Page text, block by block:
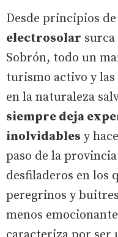
Desde principios
electrosolar surca
Sobrón, todo un
turismo activo y
en la naturaleza
siempre deja
inolvidables y
paso de la
desfiladeros en los
peregrinos y
menos